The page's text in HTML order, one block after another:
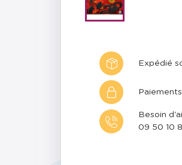
Expédié
Besoin
09 50 10